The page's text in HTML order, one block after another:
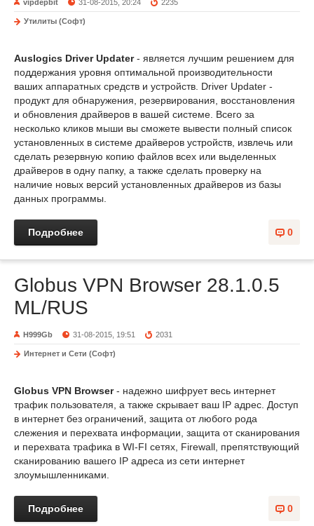
vipdepbit 31-08-2015, 20:24 2235
Утилиты (Софт)
Auslogics Driver Updater- является лучшим решением для
поддержания уровня оптимальной производительности
ваших аппаратных средств и устройств. Driver Updater -
продукт для обнаружения, резервирования, восстановления
и обновления драйверов в вашей системе. Всего за
несколько кликов мыши вы сможете вывести полный список
установленных в системе драйверов устройств, извлечь или
сделать резервную копию файлов всех или выделенных
драйверов в одну папку, а также сделать проверку на
наличие новых версий установленных драйверов из базы
данных программы.
0
Подробнее
Globus VPN Browser 28.1.0.5
ML/RUS
H999Gb 31-08-2015, 19:51 2031
Интернет и Сети (Софт)
Globus VPN Browser- надежно шифрует весь интернет
трафик пользователя, а также скрывает ваш IP адрес. Доступ
в интернет без ограничений, защита от любого рода
слежения и перехвата информации, защита от сканирования
и перехвата трафика в WI-FI сетях, Firewall, препятствующий
сканированию вашего IP адреса из сети интернет
злоумышленниками.
0
Подробнее